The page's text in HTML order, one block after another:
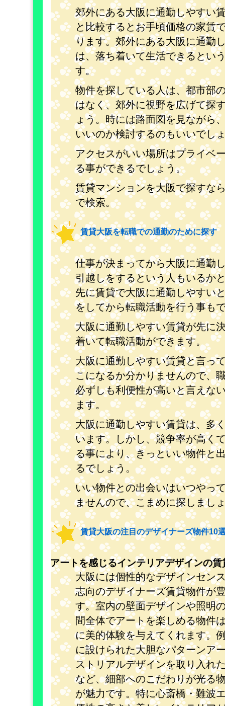
郊外にある大阪に通勤しやすい
と比較するとお手頃価格の家賃
ります。郊外にある大阪に通勤
は、落ち着いて生活できるとい
す。
物件を探している人は、都市部
はなく、郊外に視野を広げて探
ょう。時には路面図を見ながら
いいのか検討するのもいいでし
アクセスがいい場所はプライベ
る事ができるでしょう。
賃貸マンションを大阪で探すな
で検索。
賃貸大阪を転職での通勤のために探す
仕事が決まってから大阪に通勤
引越しをするという人もいるか
先に賃貸で大阪に通勤しやすい
をしてから転職活動を行う事も
大阪に通勤しやすい賃貸が先に
着いて転職活動ができます。
大阪に通勤しやすい賃貸と言っ
こになるか分かりませんので、
必ずしも利便性が高いと言えな
ます。
大阪に通勤しやすい賃貸は、多
います。しかし、競争率が高く
る事により、きっといい物件と
るでしょう。
いい物件との出会いはいつやっ
ませんので、こまめに探しまし
賃貸大阪の注目のデザイナーズ物件10
アートを感じるインテリアデザインの賃
大阪には個性的なデザインセン
志向のデザイナーズ賃貸物件が
す。室内の壁面デザインや照明
間全体でアートを楽しめる物件
に美的体験を与えてくれます。
に設けられた大胆なパターンア
ストリアルデザインを取り入れ
など、細部へのこだわりが光る
が魅力です。特に心斎橋・難波